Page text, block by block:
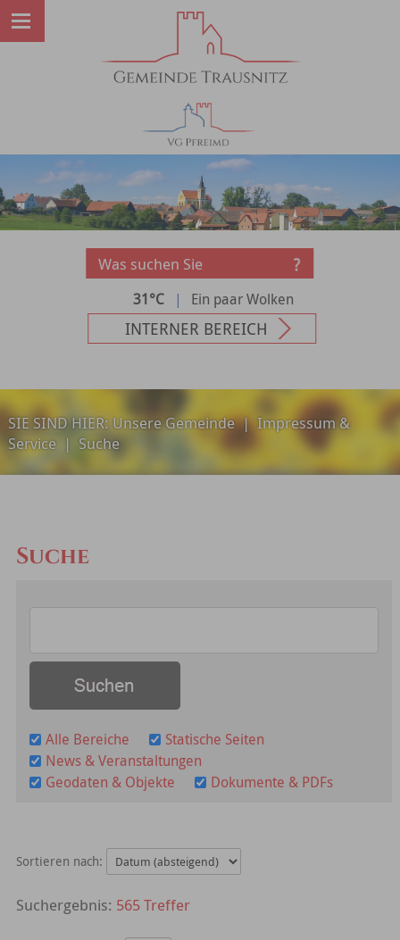
31°C | Ein paar Wolken
INTERNER BEREICH
SIE SIND HIER:Unsere Gemeinde|Impressum &
Service | Suche
Suche
Alle Bereiche
Statische Seiten
News & Veranstaltungen
Geodaten & Objekte
Dokumente & PDFs
Sortieren nach:
565 Treffer